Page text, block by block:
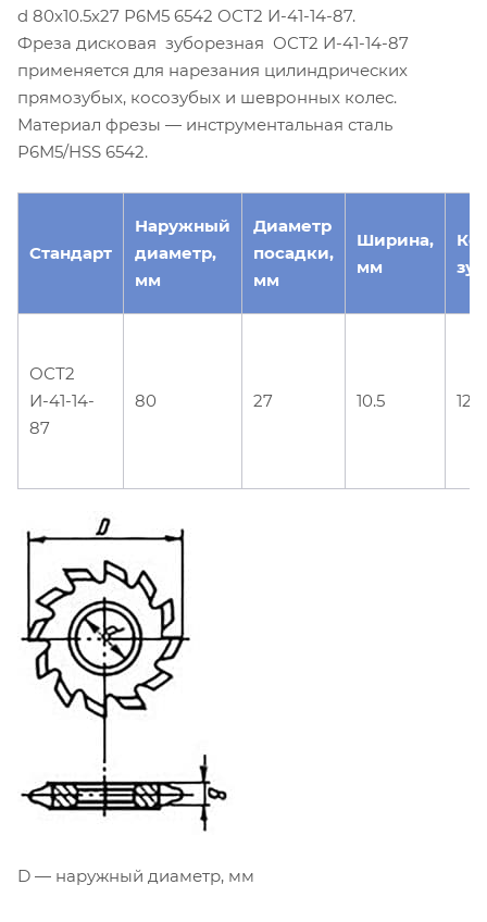
d 80х10.5х27 Р6М5 6542 ОСТ2 И-41-14-87.
Фреза дисковая зуборезная ОСТ2 И-41-14-87
применяется для нарезания цилиндрических
прямозубых, косозубых и шевронных колес.
Материал фрезы — инструментальная сталь
Р6М5/HSS 6542.
Стандарт
Наружный
диаметр,
мм
Диаметр
посадки,
мм
Ширина,
мм
ОСТ2
И-41-14-
87
80 27 10.5 12
D — наружный диаметр, мм